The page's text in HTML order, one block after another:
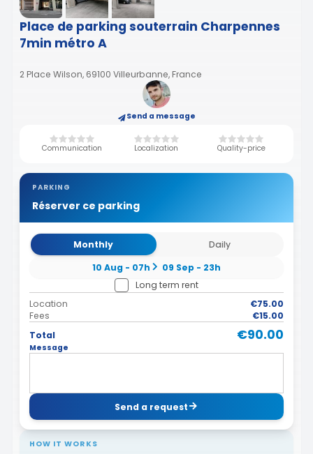
Place de parking souterrain Charpennes
7min métro A
2 Place Wilson, 69100 Villeurbanne, France
Send a message
Communication Localization Quality-price
PARKING
Réserver ce parking
Monthly
Daily
10 Aug - 07h
09 Sep - 23h
Long term rent
Location
€75.00
Fees
€15.00
Total
€90.00
Message
Send a request
HOW IT WORKS